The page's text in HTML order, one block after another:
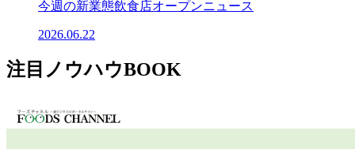
今週の新業態飲食店オープンニュース
2026.06.22
注目ノウハウBOOK